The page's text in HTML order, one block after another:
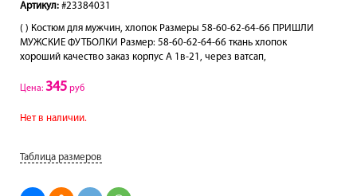
Артикул: #23384031
( ) Костюм для мужчин, хлопок Размеры 58-60-62-64-66 ПРИШЛИ
МУЖСКИЕ ФУТБОЛКИ Размер: 58-60-62-64-66 ткань хлопок
хороший качество заказ корпус А 1в-21, через ватсап,
Цена: 345 руб
Нет в наличии.
Таблица размеров